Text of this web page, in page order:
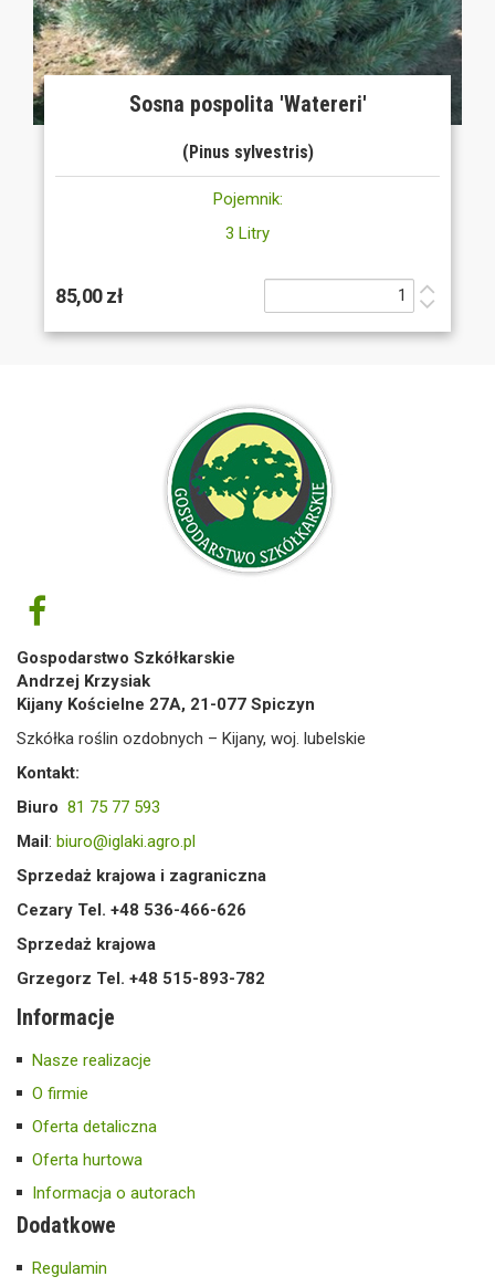
Sosna pospolita 'Watereri'
(Pinus sylvestris)
Pojemnik:
3 Litry
85,00 zł
Gospodarstwo Szkółkarskie
Andrzej Krzysiak
Kijany Kościelne 27A, 21-077 Spiczyn
Szkółka roślin ozdobnych – Kijany, woj. lubelskie
Kontakt:
Biuro 81 75 77 593
Mail: biuro@iglaki.agro.pl
Sprzedaż krajowa i zagraniczna
Cezary Tel. +48 536-466-626
Sprzedaż krajowa
Grzegorz Tel. +48 515-893-782
Informacje
Nasze realizacje
O firmie
Oferta detaliczna
Oferta hurtowa
Informacja o autorach
Dodatkowe
Regulamin